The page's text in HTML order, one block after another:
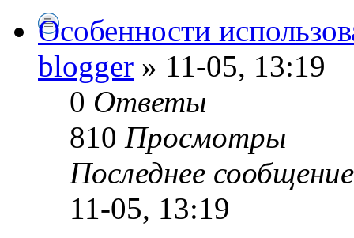
Особенности
blogger » 11-05, 13:19
0 Ответы
810 Просмотры
Последнее
11-05, 13:19